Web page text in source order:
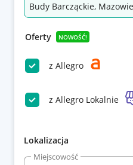
Budy Barcząckie,
Oferty NOWOŚĆ!
z Allegro
z Allegro Lokalnie
Lokalizacja
Miejscowość